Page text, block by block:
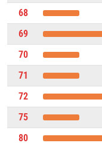
68
69
70
71
72
75
80